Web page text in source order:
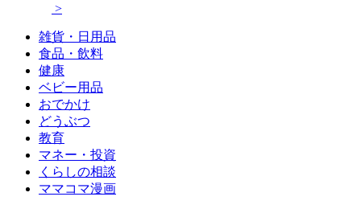
>
雑貨・日用品
食品・飲料
健康
ベビー用品
おでかけ
どうぶつ
教育
マネー・投資
くらしの相談
ママコマ漫画